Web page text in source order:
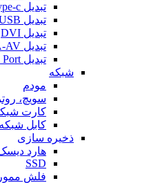
تبدیل type-c
تبدیل USB به LAN
تبدیل DVI
تبدیل RCA-AV
تبدیل Display Port
شبکه
مودم
سویچ،
کارت
کابل شبکه
ذخیره سازی
هارد
SSD
فلش